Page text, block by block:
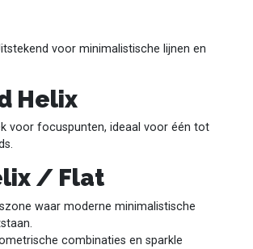
voor minimalistische lijnen en
Helix
voor focuspunten, ideaal voor één tot
/ Flat
waar moderne minimalistische
combinaties en sparkle